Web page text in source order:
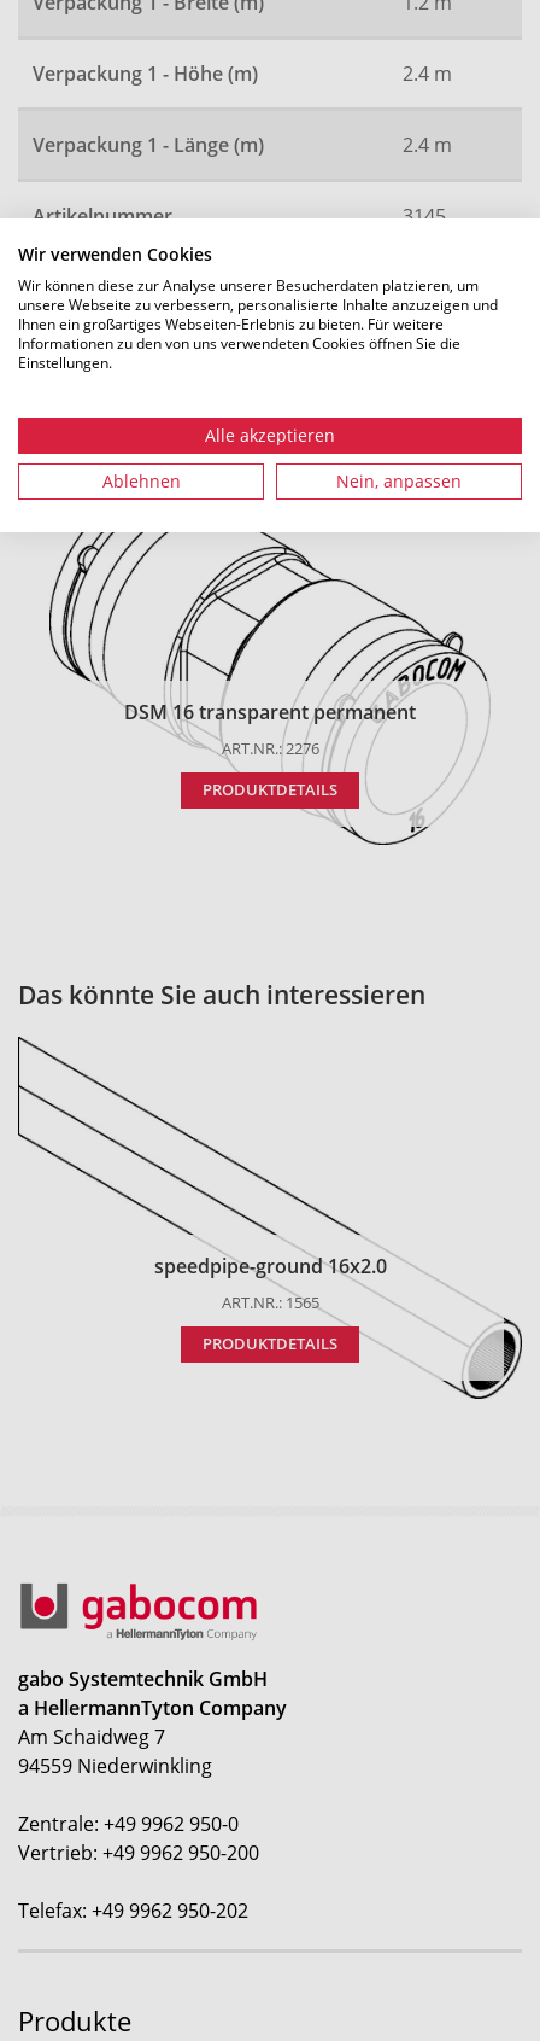
Wir verwenden Cookies
Wir können diese zur Analyse unserer Besucherdaten platzieren, um
unsere Webseite zu verbessern, personalisierte Inhalte anzuzeigen und
Ihnen ein großartiges Webseiten-Erlebnis zu bieten. Für weitere
Informationen zu den von uns verwendeten Cookies öffnen Sie die
Einstellungen.
Alle akzeptieren
Ablehnen Nein, anpassen
Verpackung 1 - Höhe (m) 2.4 m
Verpackung 1 - Länge (m) 2.4 m
Artikelnummer 3145
Alle Maße in mm. Technische Änderungen vorbehalten.
Empfohlenes Zubehör
DSM 16 transparent permanent
ART.NR.: 2276
PRODUKTDETAILS
Das könnte Sie auch interessieren
speedpipe-ground 16x2.0
ART.NR.: 1565
PRODUKTDETAILS
gabo Systemtechnik GmbH
a HellermannTyton Company
Am Schaidweg 7
94559 Niederwinkling
Zentrale: +49 9962 950-0
Vertrieb: +49 9962 950-200
Telefax: +49 9962 950-202
Produkte